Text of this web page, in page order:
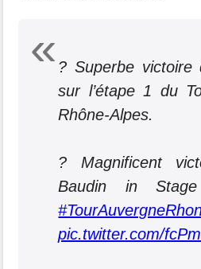
? Superbe victoire
sur l’étape 1 du
Rhône-Alpes.
? Magnificent
Baudin in
pic.twitter.com/